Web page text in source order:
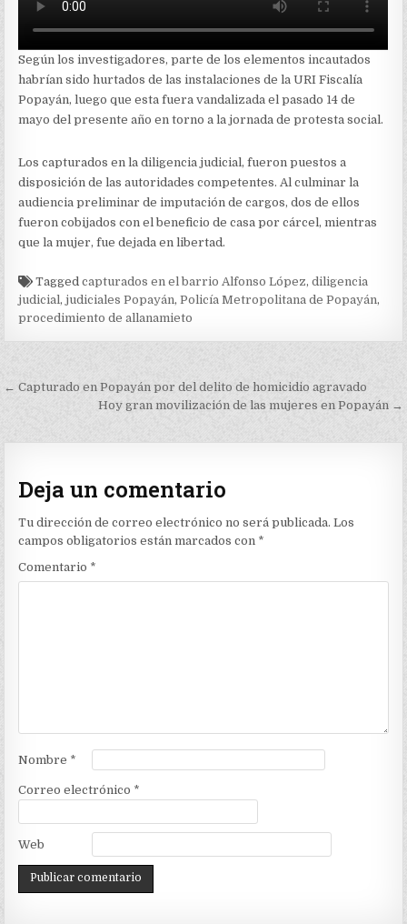
Según los investigadores, parte de los elementos incautados
habrían sido hurtados de las instalaciones de la URI Fiscalía
Popayán, luego que esta fuera vandalizada el pasado 14 de
mayo del presente año en torno a la jornada de protesta social.
Los capturados en la diligencia judicial, fueron puestos a
disposición de las autoridades competentes. Al culminar la
audiencia preliminar de imputación de cargos, dos de ellos
fueron cobijados con el beneficio de casa por cárcel, mientras
que la mujer, fue dejada en libertad.
Taggedcapturados en el barrio Alfonso López,diligencia
judicial,judiciales Popayán,Policía Metropolitana de Popayán,
procedimiento de allanamieto
Navegación
entradas
← Capturado en Popayán por del delito de homicidio agravado
Hoy gran movilización de las mujeres en Popayán →
Deja un comentario
Tu dirección de correo electrónico no será publicada. Los
campos obligatorios están marcados con *
Comentario *
Nombre *
Correo electrónico *
Web